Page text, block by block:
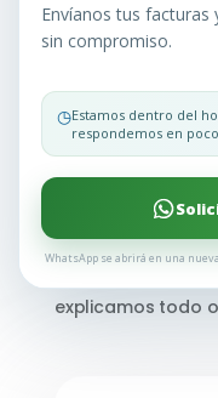
En Consultoría
consultoría
información que
preguntas más
concisas para
explicamos todo
Envíanos tus facturas
sin compromiso.
◷Estamos dentro del
respondemos en
WhatsApp se abrirá en una